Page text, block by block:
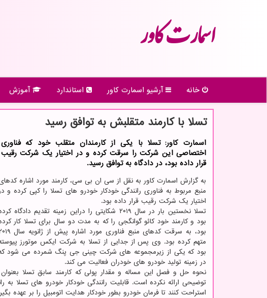
اسمارت كاور
خانه آرشیو اسمارت كاور استاندارد آموزش
تسلا با كارمند متقلبش به توافق رسید
اسمارت کاور: تسلا با یکی از کارمندان متقلب خود که فناوری
اختصاصی این شرکت را سرقت کرده و در اختیار یک شرکت رقیب
قرار داده بود، در دادگاه به توافق رسید.
به گزارش اسمارت کاور به نقل از سی ان بی سی، کارمند مورد اشاره
منبع مربوط به فناوری رانندگی خودکار خودرو های تسلا را کپی کرده و
اختیار یک شرکت رقیب قرار داده بود.
تسلا نخستین بار در سال ۲۰۱۹ شکایتی را دراین زمینه تقدیم دادگاه
بود و کارمند خود کائو گوانگجی را که به مدت دو سال برای تسلا کار
بود، به سرقت کدهای منبع فناوری مورد اشاره پیش
متهم کرده بود. وی پس از جدایی از تسلا به شرکت ایکس موتورز
بود که یکی از زیرمجموعه های شرکت چینی جی پنگ شمرده می شود
در زمینه تولید خودرو های خودران فعالیت می کند.
نحوه حل و فصل این مساله و مقدار پولی که کارمند سابق تسلا
توضیحی ارائه نکرده است. قابلیت رانندگی خودکار خودرو های تسلا
استراحت کنند تا فرمان خودرو بطور خودکار هدایت اتومبیل را بر عهده